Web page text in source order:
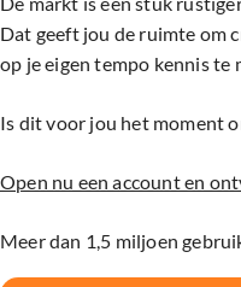
Dat geeft jou de ruimte om
op je eigen tempo kennis te
Is dit voor jou het moment
Open nu een account en
Meer dan 1,5 miljoen